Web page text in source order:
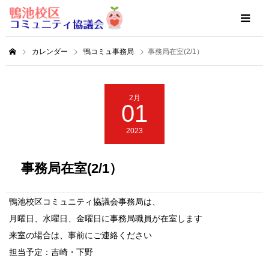
カレンダー 鴨コミュ事務局 事務局在室(2/1）
2月
01
2023
事務局在室(2/1）
鴨池校区コミュニティ協議会事務局は、
月曜日、水曜日、金曜日に事務局職員が在室します
来室の場合は、事前にご連絡ください
担当予定：吉崎・下野